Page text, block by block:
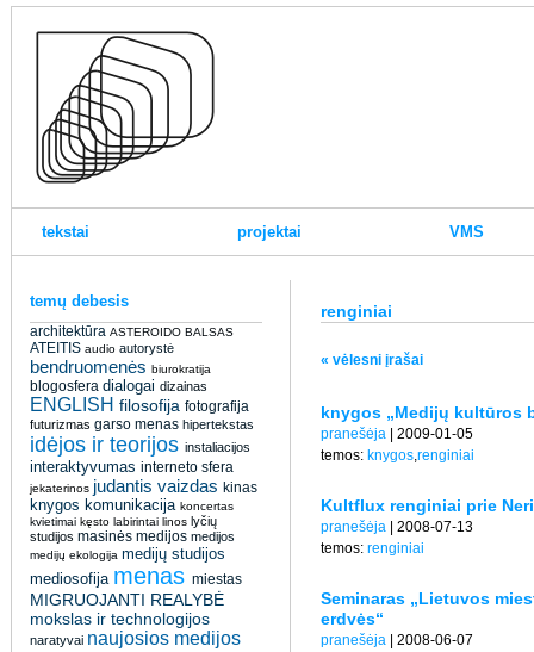
tekstai projektai VMS
temų debesis
architektūra ASTEROIDO BALSAS
ATEITIS audio autorystė
bendruomenės biurokratija
blogosfera dialogai dizainas
ENGLISH filosofija fotografija
futurizmas garso menas hipertekstas
idėjos ir teorijos instaliacijos
interaktyvumas interneto sfera
jekaterinos judantis vaizdas kinas
knygos komunikacija koncertas
kvietimai kęsto labirintai linos lyčių
studijos masinės medijos medijos
medijų ekologija medijų studijos
mediosofija menas miestas
MIGRUOJANTI REALYBĖ
mokslas ir technologijos
naratyvai naujosios medijos
renginiai
« vėlesni įrašai
knygos „Medijų kultūros
pranešėja | 2009-01-05
temos: knygos,renginiai
Kultflux renginiai prie
pranešėja | 2008-07-13
temos: renginiai
Seminaras „Lietuvos
erdvės“
pranešėja | 2008-06-07